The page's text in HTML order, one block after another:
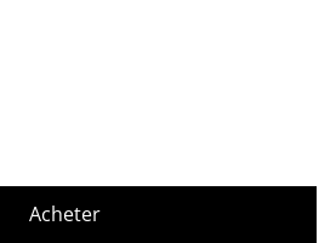
Acheter